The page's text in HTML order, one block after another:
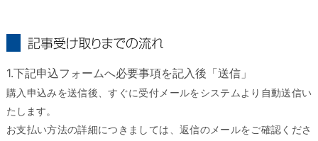
1.下記申込フォームへ必要事項を記入後「送信」
購入申込みを送信後、すぐに受付メールをシステムより自動送信い
たします。
お支払い方法の詳細につきましては、返信のメールをご確認くださ